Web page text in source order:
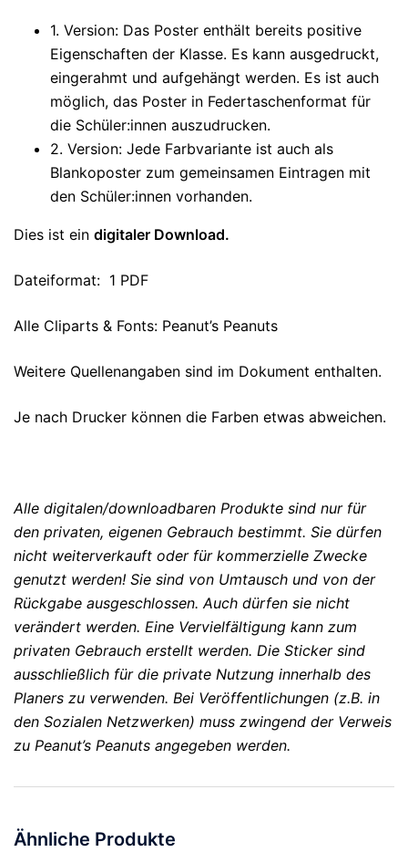
1. Version: Das Poster enthält bereits positive
Eigenschaften der Klasse. Es kann ausgedruckt,
eingerahmt und aufgehängt werden. Es ist auch
möglich, das Poster in Federtaschenformat für
die Schüler:innen auszudrucken.
2. Version: Jede Farbvariante ist auch als
Blankoposter zum gemeinsamen Eintragen mit
den Schüler:innen vorhanden.
Dies ist ein digitaler Download.
Dateiformat: 1 PDF
Alle Cliparts & Fonts: Peanut’s Peanuts
Weitere Quellenangaben sind im Dokument enthalten.
Je nach Drucker können die Farben etwas abweichen.
Alle digitalen/downloadbaren Produkte sind nur für
den privaten, eigenen Gebrauch bestimmt. Sie dürfen
nicht weiterverkauft oder für kommerzielle Zwecke
genutzt werden! Sie sind von Umtausch und von der
Rückgabe ausgeschlossen. Auch dürfen sie nicht
verändert werden. Eine Vervielfältigung kann zum
privaten Gebrauch erstellt werden. Die Sticker sind
ausschließlich für die private Nutzung innerhalb des
Planers zu verwenden. Bei Veröffentlichungen (z.B. in
den Sozialen Netzwerken) muss zwingend der Verweis
zu Peanut’s Peanuts angegeben werden.
Ähnliche Produkte